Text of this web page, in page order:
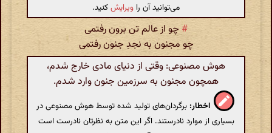
می‌توانید آن را ویرایشکنید.
# چو از عالم تن برون رفتمی
چو مجنون به نجدِ جنون رفتمی
هوش مصنوعی: وقتی از دنیای مادی خارج شدم،
همچون مجنون به سرزمین جنون وارد شدم.
اخطار: برگردان‌های تولید شده توسط هوش مصنوعی در
بسیاری از موارد نادرستند. اگر این متن به نظرتان نادرست است